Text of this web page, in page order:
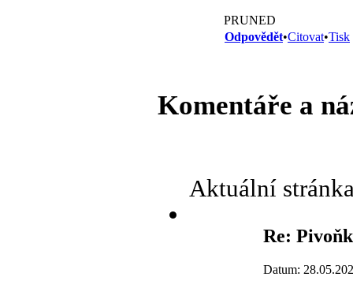
PRUNED
Odpovědět•Citovat•Tisk
Komentáře a
Aktuální
Re:
Datum: